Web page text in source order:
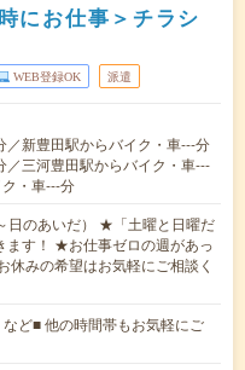
にお仕事＞チラシ
WEB登録OK 派遣
／新豊田駅からバイク・車---分
／三河豊田駅からバイク・車---
・車---分
日のあいだ） ★「土曜と日曜だ
ます！ ★お仕事ゼロの週があっ
休みの希望はお気軽にご相談く
ど■ 他の時間帯もお気軽にご